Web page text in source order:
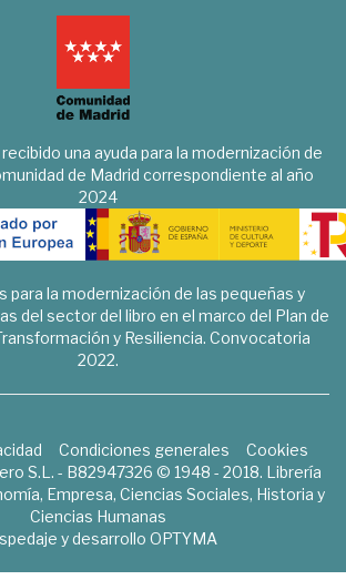
una ayuda para la modernización de
de Madrid correspondiente al año
2024
para la modernización de las pequeñas y
del sector del libro en el marco del Plan de
y Resiliencia. Convocatoria
2022.
Condiciones generales
Cookies
S.L. - B82947326 © 1948 - 2018. Librería
Empresa, Ciencias Sociales, Historia y
Ciencias Humanas
y desarrollo OPTYMA